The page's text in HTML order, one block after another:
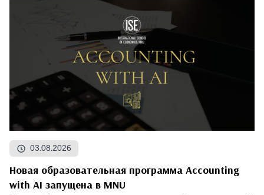
03.08.2026
Новая образовательная программа Accounting
with AI запущена в MNU